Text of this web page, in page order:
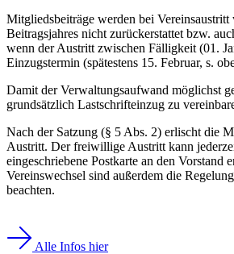
Mitgliedsbeiträge werden bei Vereinsaustritt
Beitragsjahres nicht zurückerstattet bzw.
wenn der Austritt zwischen Fälligkeit (01.
Einzugstermin (spätestens 15. Februar, s.
Damit der Verwaltungsaufwand möglichst
grundsätzlich Lastschrifteinzug zu
Nach der Satzung (§ 5 Abs. 2) erlischt die
Austritt. Der freiwillige Austritt kann
eingeschriebene Postkarte an den Vorstand
Vereinswechsel sind außerdem die
beachten.
Alle Infos hier